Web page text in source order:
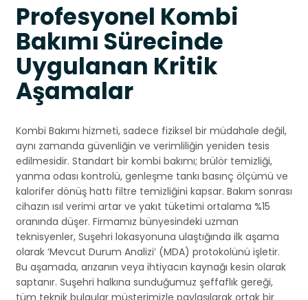
Profesyonel Kombi
Bakımı Sürecinde
Uygulanan Kritik
Aşamalar
Kombi Bakımı hizmeti, sadece fiziksel bir müdahale değil,
aynı zamanda güvenliğin ve verimliliğin yeniden tesis
edilmesidir. Standart bir kombi bakımı; brülör temizliği,
yanma odası kontrolü, genleşme tankı basınç ölçümü ve
kalorifer dönüş hattı filtre temizliğini kapsar. Bakım sonrası
cihazın ısıl verimi artar ve yakıt tüketimi ortalama %15
oranında düşer. Firmamız bünyesindeki uzman
teknisyenler, Suşehri lokasyonuna ulaştığında ilk aşama
olarak ‘Mevcut Durum Analizi’ (MDA) protokolünü işletir.
Bu aşamada, arızanın veya ihtiyacın kaynağı kesin olarak
saptanır. Suşehri halkına sunduğumuz şeffaflık gereği,
tüm teknik bulgular müşterimizle paylaşılarak ortak bir